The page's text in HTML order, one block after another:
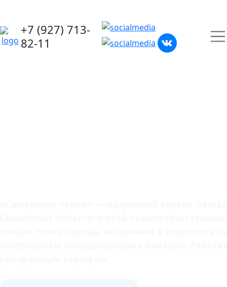
+7 (927) 713-
82-11